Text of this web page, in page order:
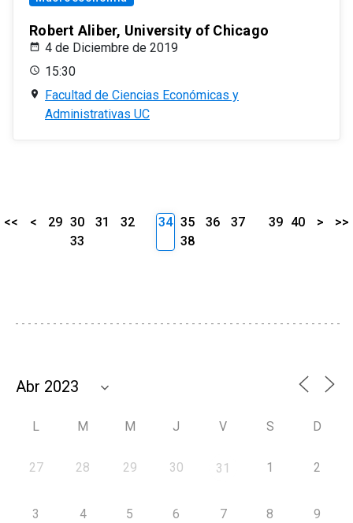
Robert Aliber, University of Chicago
4 de Diciembre de 2019
15:30
Facultad de Ciencias Económicas y
Administrativas UC
<< < 29 30 31
32
33
34 35 36
37
38
39 40 > >>
L M M J V S D
27 28 29 30 31 1 2
3 4 5 6 7 8 9